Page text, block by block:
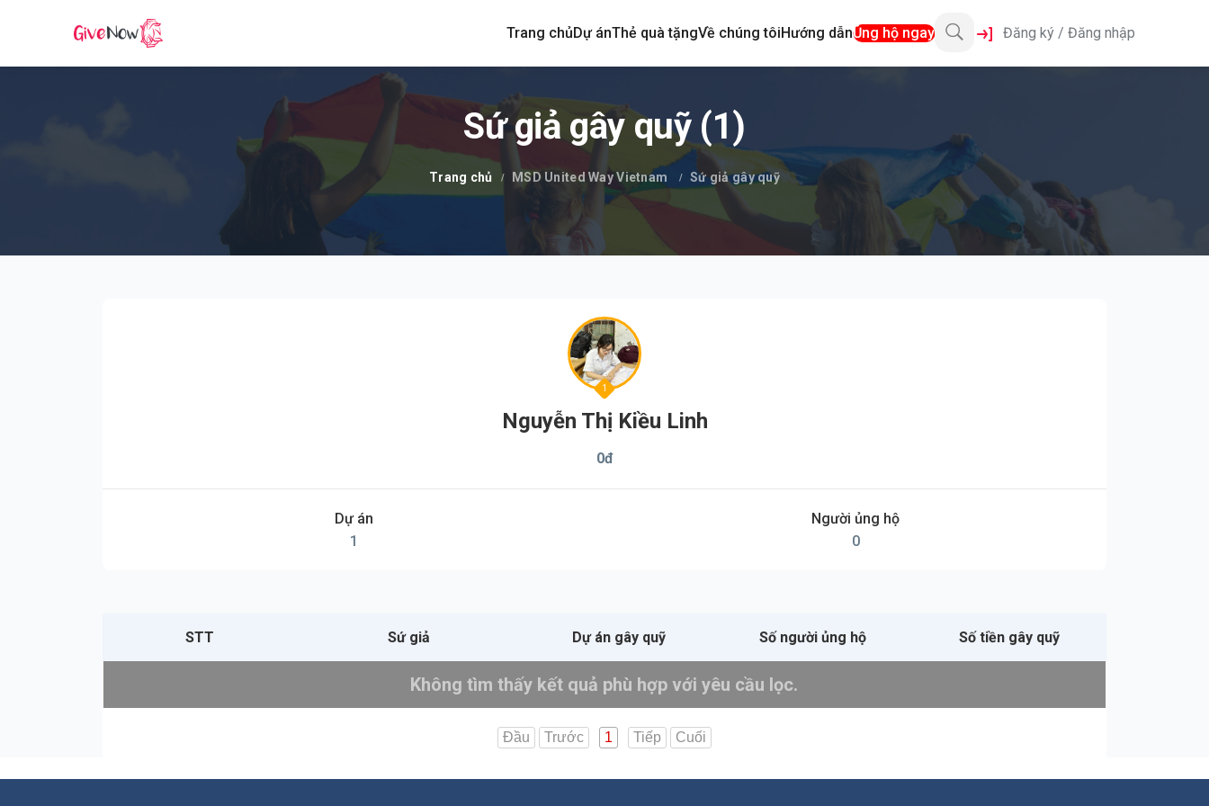
Trang chủDự ánThẻ quà tặngVề chúng tôiHướng dẫnỦng hộ ngay Đăng ký / Đăng nhập
Sứ giả gây quỹ (1)
Trang chủ MSD United Way Vietnam Sứ giả gây quỹ
1
Nguyễn Thị Kiều Linh
0đ
Dự án
1
Người ủng hộ
0
STT Sứ giả Dự án gây quỹ Số người ủng hộ Số tiền gây quỹ
Không tìm thấy kết quả phù hợp với yêu cầu lọc.
Đầu Trước 1 Tiếp Cuối